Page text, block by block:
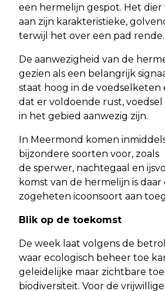
een hermelijn gespot. Het
aan zijn karakteristieke,
terwijl het over een pad rende.
De aanwezigheid van de
gezien als een belangrijk
staat hoog in de
dat er voldoende rust,
in het gebied aanwezig zijn.
In Meermond komen
bijzondere soorten voor, zoals
de sperwer, nachtegaal en
komst van de hermelijn is
zogeheten icoonsoort aan
Blik op de toekomst
De week laat volgens de
waar ecologisch beheer toe
geleidelijke maar zichtbare
biodiversiteit. Voor de